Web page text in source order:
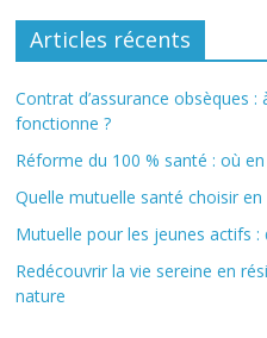
Articles récents
Contrat d’assurance obsèques
fonctionne ?
Réforme du 100 % santé : où
Quelle mutuelle santé choisir
Mutuelle pour les jeunes actifs :
Redécouvrir la vie sereine en
nature